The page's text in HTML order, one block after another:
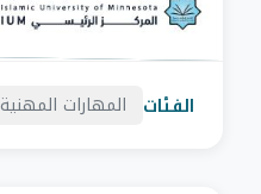
الفئات المهارات المهنية